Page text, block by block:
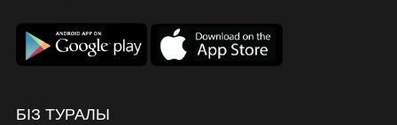
БІЗ ТУРАЛЫ